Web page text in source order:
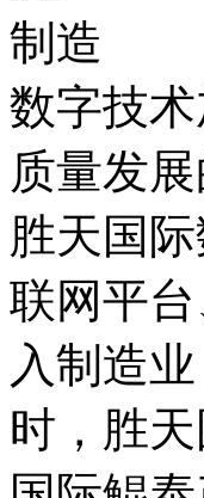
制造
数字技术
质量发展
胜天国际
联网平台
入制造业
时，